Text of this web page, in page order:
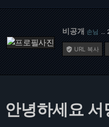
비공개 손님 …
 URL 복사
안녕하세요